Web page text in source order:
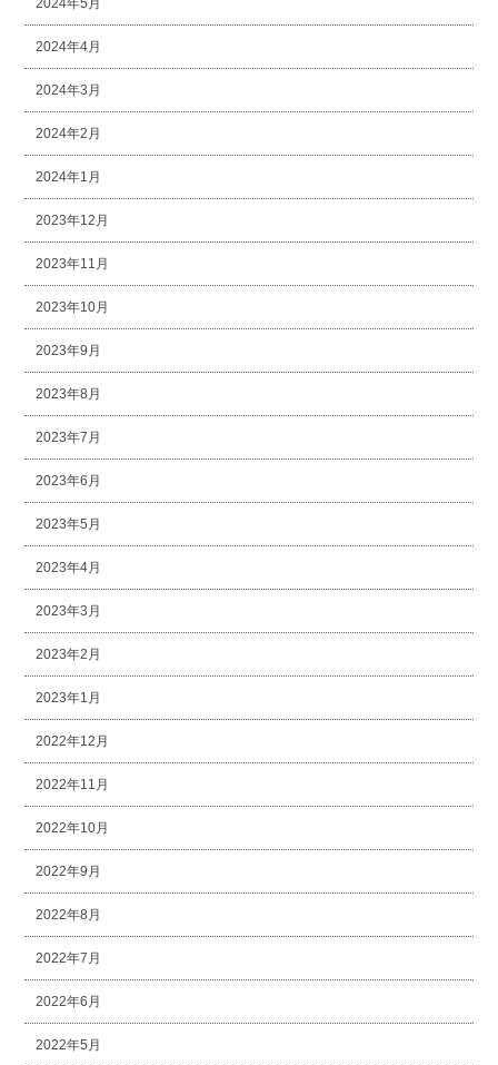
2024年5月
2024年4月
2024年3月
2024年2月
2024年1月
2023年12月
2023年11月
2023年10月
2023年9月
2023年8月
2023年7月
2023年6月
2023年5月
2023年4月
2023年3月
2023年2月
2023年1月
2022年12月
2022年11月
2022年10月
2022年9月
2022年8月
2022年7月
2022年6月
2022年5月